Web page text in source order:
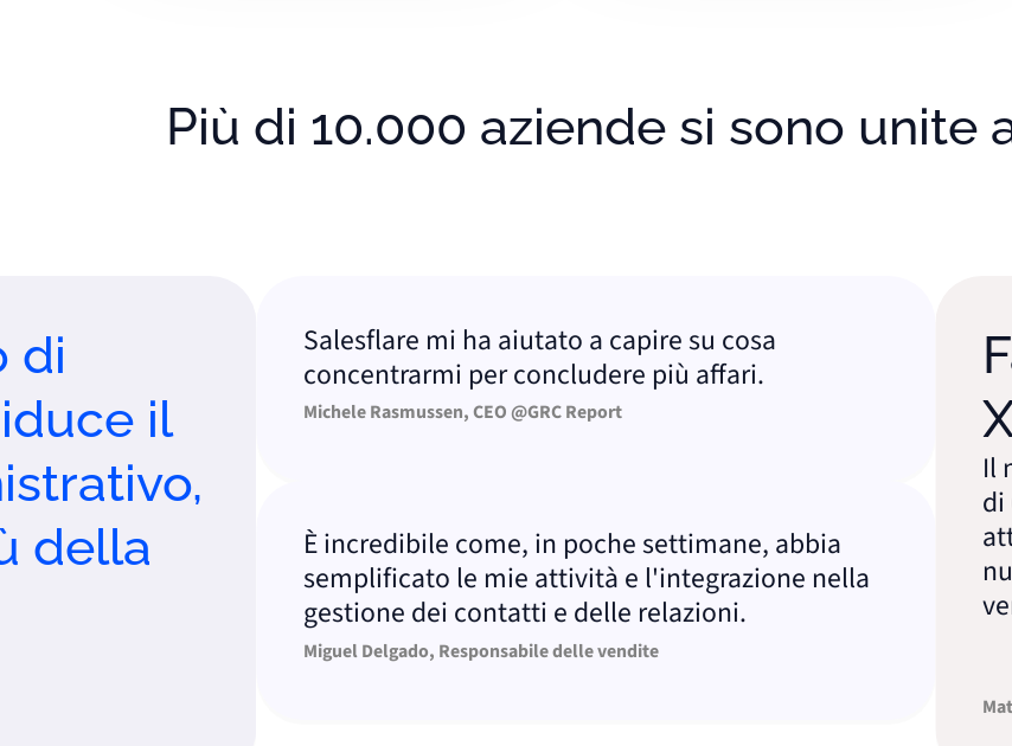
Più di 10.000 aziende si sono unite
il
Salesflare mi ha aiutato a capire su cosa
concentrarmi per concludere più affari.
Michele Rasmussen, CEO @GRC Report
È incredibile come, in poche settimane, abbia
semplificato le mie attività e l'integrazione nella
gestione dei contatti e delle relazioni.
Miguel Delgado, Responsabile delle vendite
X6
Il
di 6